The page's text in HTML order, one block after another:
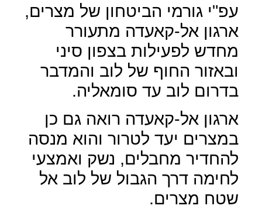
עפ"י גורמי הביטחון של מצרים,
ארגון אל-קאעדה מתעורר
מחדש לפעילות בצפון סיני
ובאזור החוף של לוב והמדבר
בדרום לוב עד סומאליה.
ארגון אל-קאעדה רואה גם כן
במצרים יעד לטרור והוא מנסה
להחדיר מחבלים, נשק ואמצעי
לחימה דרך הגבול של לוב אל
שטח מצרים.